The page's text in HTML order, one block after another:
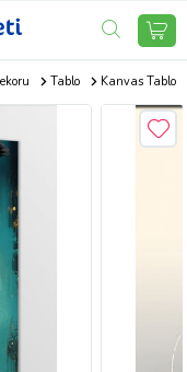
Tablo Kanvas Tablo